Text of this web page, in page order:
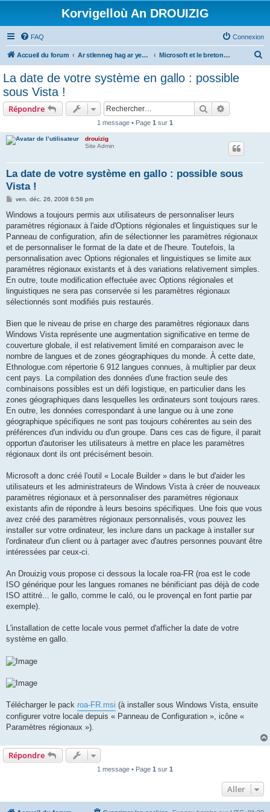
Korvigelloù An DROUIZIG
FAQ Connexion
Accueil du forum Ar stlenneg hag ar yezhoù bihan er bed a-bezh Microsoft et le breton - Microsoft and the Breton language
La date de votre système en gallo : possible
sous Vista !
Répondre Rechercher
1 message • Page 1 sur 1
drouizig
Site Admin
La date de votre système en gallo : possible sous
Vista !
M
s
a
g
ven. déc. 26, 2008 6:58 pm
Windows a toujours permis aux utilisateurs de personnaliser leurs
paramètres régionaux à l'aide d'Options régionales et linguistiques sur le
Panneau de configuration, afin de sélectionner les paramètres régionaux
et de personnaliser le format de la date et de l'heure. Toutefois, la
personnalisation avec Options régionales et linguistiques se limite aux
paramètres régionaux existants et à des variations relativement simples.
En outre, toute modification effectuée avec Options régionales et
linguistiques ne sera pas conservée si les paramètres régionaux
sélectionnés sont modifiés puis restaurés.
Bien que le niveau de prise en charge des paramètres régionaux dans
Windows Vista représente une augmentation significative en terme de
couverture globale, il est relativement limité en comparaison avec le
nombre de langues et de zones géographiques du monde. À cette date,
Ethnologue.com répertorie 6 912 langues connues, à multiplier par deux
cent pays. La compilation des données d'une fraction seule des
combinaisons possibles est un défi logistique, en particulier dans les
zones géographiques dans lesquelles les ordinateurs sont toujours rares.
En outre, les données correspondant à une langue ou à une zone
géographique spécifiques ne sont pas toujours cohérentes au sein des
préférences d'un individu ou d'un groupe. Dans ces cas de figure, il parait
opportun d'autoriser les utilisateurs à mettre en place les paramètres
régionaux dont ils ont précisément besoin.
Microsoft a donc créé l'outil « Locale Builder » dans le but d'aider les
utilisateurs et les administrateurs de Windows Vista à créer de nouveaux
paramètres régionaux et à personnaliser des paramètres régionaux
existants afin de répondre à leurs besoins spécifiques. Une fois que vous
avez créé des paramètres régionaux personnalisés, vous pouvez les
installer sur votre ordinateur, les inclure dans un package à installer sur
l'ordinateur d'un client ou à partager avec d'autres personnes pouvant être
intéressées par ceux-ci.
An Drouizig vous propose ci dessous la locale roa-FR (roa est le code
ISO générique pour les langues romanes ne bénificiant pas déjà de code
ISO attitré... le gallo, comme le caló, ou le provençal en font partie par
exemple).
L'installation de cette locale vous permet d'afficher la date de votre
système en gallo.
Télécharger le pack roa-FR.msi (à installer sous Windows Vista, ensuite
configurer votre locale depuis « Panneau de Configuration », icône «
Paramètres régionaux »).
Répondre
1 message • Page 1 sur 1
Aller